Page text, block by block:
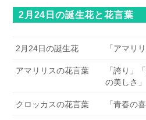
2月24日の誕生花と花言葉
2月24日の誕生花 「アマリ
アマリリスの花言葉
「誇り」
の美しさ」
クロッカスの花言葉 「青春の